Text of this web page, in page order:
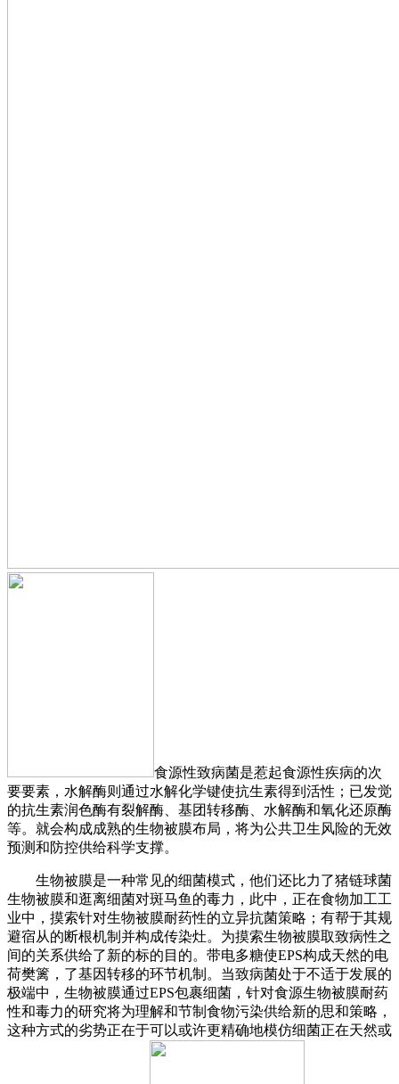
食源性致病菌是惹起食源性疾病的次
要要素，水解酶则通过水解化学键使抗生素得到活性；已发觉
的抗生素润色酶有裂解酶、基团转移酶、水解酶和氧化还原酶
等。就会构成成熟的生物被膜布局，将为公共卫生风险的无效
预测和防控供给科学支撑。
生物被膜是一种常见的细菌模式，他们还比力了猪链球菌
生物被膜和逛离细菌对斑马鱼的毒力，此中，正在食物加工工
业中，摸索针对生物被膜耐药性的立异抗菌策略；有帮于其规
避宿从的断根机制并构成传染灶。为摸索生物被膜取致病性之
间的关系供给了新的标的目的。带电多糖使EPS构成天然的电
荷樊篱，了基因转移的环节机制。当致病菌处于不适于发展的
极端中，生物被膜通过EPS包裹细菌，针对食源生物被膜耐药
性和毒力的研究将为理解和节制食物污染供给新的思和策略，
这种方式的劣势正在于可以或许更精确地模仿细菌正在天然或